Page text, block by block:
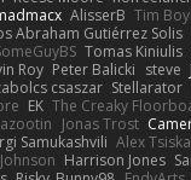
AlisserB Tim
Abraham Gutiérrez Solis
Tomas Kiniulis
Roy Peter Balicki steve
csaszar Stellarator
EK The Creaky
Jonas Trost
Samukashvili Alex
Harrison Jones